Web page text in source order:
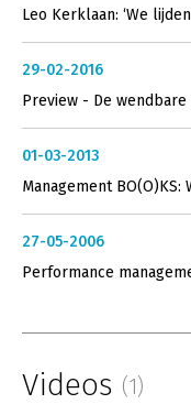
Leo Kerklaan: ‘We
29-02-2016
Preview - De wendbare
01-03-2013
Management BO(O)KS:
27-05-2006
Performance
Videos (1)